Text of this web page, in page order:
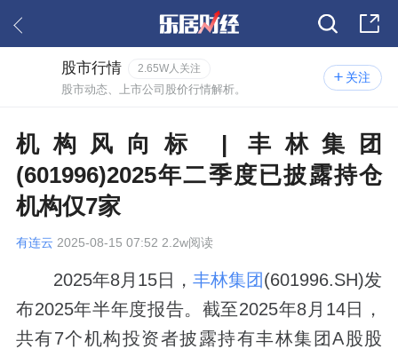
关注
股市行情 2.65W人关注
股市动态、上市公司股价行情解析。
机构风向标 | 丰林集团
(601996)2025年二季度已披露持仓
机构仅7家
有连云 2025-08-15 07:52 2.2w阅读
2025年8月15日，丰林集团(601996.SH)发
布2025年半年度报告。截至2025年8月14日，
共有7个机构投资者披露持有丰林集团A股股